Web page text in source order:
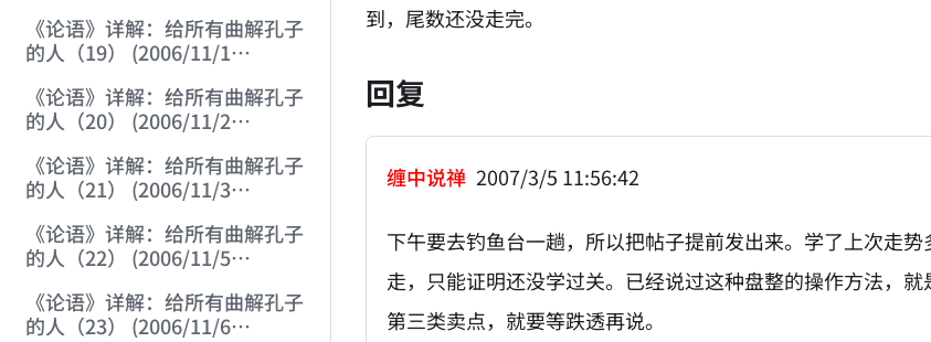
《论语》详解：给所有曲解孔子
的人（19） (2006/11/1
《论语》详解：给所有曲解孔子
的人（20） (2006/11/2
《论语》详解：给所有曲解孔子
的人（21） (2006/11/3
《论语》详解：给所有曲解孔子
的人（22） (2006/11/5
《论语》详解：给所有曲解孔子
的人（23） (2006/11/6
到，尾数还没走完。
回复
缠中说禅 2007/3/5 11:56:42
下午要去钓鱼台一趟，所以把帖子提前发出来。学了上次走
走，只能证明还没学过关。已经说过这种盘整的操作方法，
第三类卖点，就要等跌透再说。